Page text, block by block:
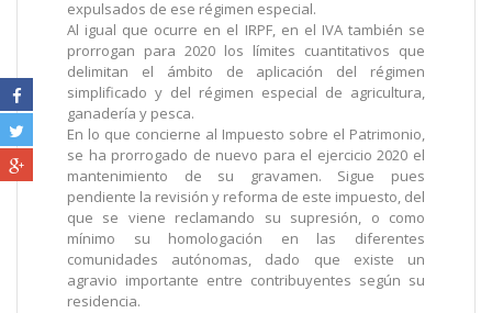
expulsados de ese régimen especial.
Al igual que ocurre en el IRPF, en el IVA también se
prorrogan para 2020 los límites cuantitativos que
delimitan el ámbito de aplicación del régimen
simplificado y del régimen especial de agricultura,
ganadería y pesca.
En lo que concierne al Impuesto sobre el Patrimonio,
se ha prorrogado de nuevo para el ejercicio 2020 el
mantenimiento de su gravamen. Sigue pues
pendiente la revisión y reforma de este impuesto, del
que se viene reclamando su supresión, o como
mínimo su homologación en las diferentes
comunidades autónomas, dado que existe un
agravio importante entre contribuyentes según su
residencia.